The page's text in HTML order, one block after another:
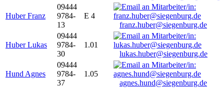
Huber Franz
09444
9784-
13
E 4
franz.huber@siegenburg.de
Huber Lukas
09444
9784-
30
1.01
lukas.huber@siegenburg.de
Hund Agnes
09444
9784-
37
1.05
agnes.hund@siegenburg.de